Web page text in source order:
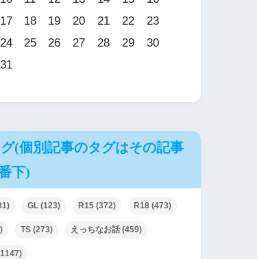
17
18 19 20 21 22
23
24
25 26 27 28 29
30
31
(個別記事のタグはその記事
下)
GL (123) R15 (372) R18 (473)
TS (273) えっちなお話 (459)